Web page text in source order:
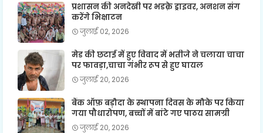
प्रशासन की अनदेखी पर भडक़े ड्राइवर, अनशन संग
करेंगे भिक्षाटन
जुलाई 02, 2026
मेड की छटाई में हुए विवाद में भतीजे ने चलाया चाचा
पर फावड़ा,चाचा गंभीर रूप से हुए घायल
जुलाई 20, 2026
बैंक ऑफ़ बड़ौदा के स्थापना दिवस के मौके पर किया
गया पौधारोपण, बच्चों में बांटे गए पाठय सामग्री
जुलाई 20, 2026